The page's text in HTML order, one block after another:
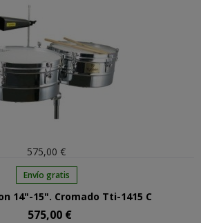
575,00 €
Envío gratis
14"-15". Cromado Tti-1415 C
Precio
575,00 €